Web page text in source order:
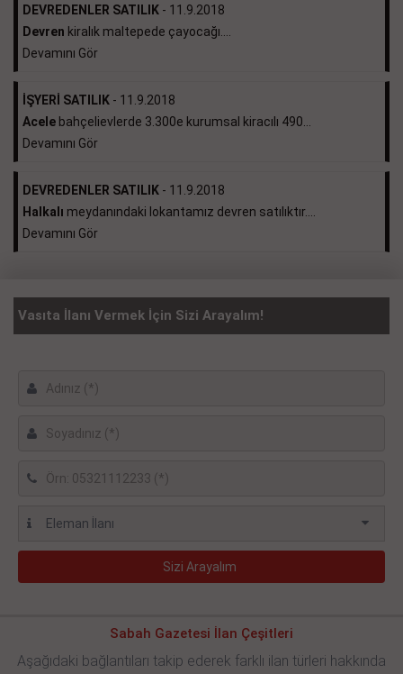
DEVREDENLER SATILIK - 11.9.2018
Devren kiralık maltepede çayocağı....
Devamını Gör
İŞYERİ SATILIK - 11.9.2018
Acele bahçelievlerde 3.300e kurumsal kiracılı 490...
Devamını Gör
DEVREDENLER SATILIK - 11.9.2018
Halkalı meydanındaki lokantamız devren satılıktır....
Devamını Gör
Vasıta İlanı Vermek İçin Sizi Arayalım!
Sabah Gazetesi İlan Çeşitleri
Aşağıdaki bağlantıları takip ederek farklı ilan türleri hakkında